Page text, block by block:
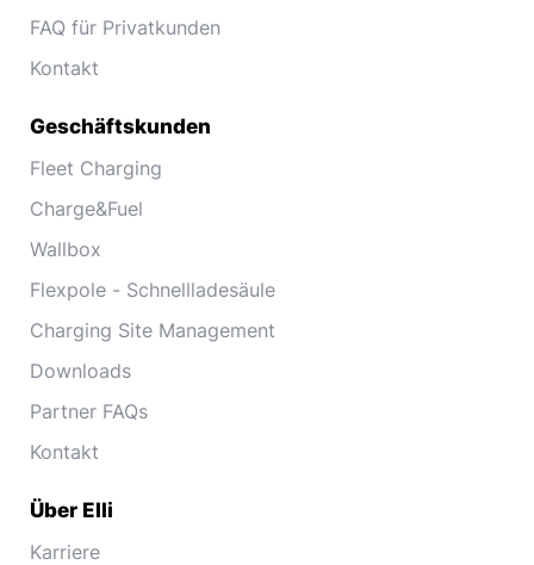
FAQ für Privatkunden
Kontakt
Geschäftskunden
Fleet Charging
Charge&Fuel
Wallbox
Flexpole - Schnellladesäule
Charging Site Management
Downloads
Partner FAQs
Kontakt
Über Elli
Karriere